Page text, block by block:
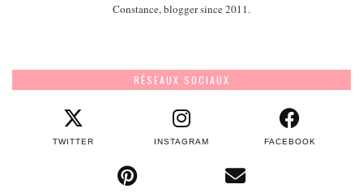
Constance, blogger since 2011.
RÉSEAUX SOCIAUX
TWITTER INSTAGRAM FACEBOOK